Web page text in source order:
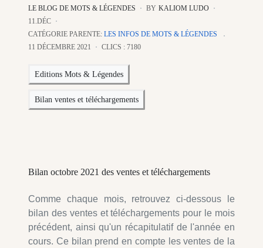
LE BLOG DE MOTS & LÉGENDES BY KALIOM LUDO
11.DÉC
CATÉGORIE PARENTE: LES INFOS DE MOTS & LÉGENDES
11 DÉCEMBRE 2021
CLICS : 7180
Editions Mots & Légendes
Bilan ventes et téléchargements
Bilan octobre 2021 des ventes et téléchargements
Comme chaque mois, retrouvez ci-dessous le
bilan des ventes et téléchargements pour le mois
précédent, ainsi qu'un récapitulatif de l'année en
cours. Ce bilan prend en compte les ventes de la